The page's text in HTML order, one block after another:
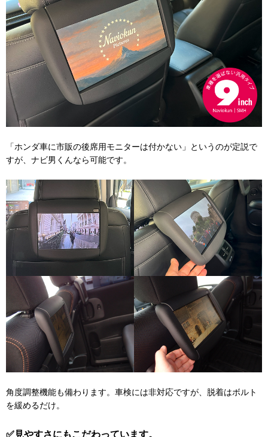
「ホンダ車に市販の後席用モニターは付かない」というのが定説で
すが、ナビ男くんなら可能です。
角度調整機能も備わります。車検には非対応ですが、脱着はボルト
を緩めるだけ。
✅見やすさにもこだわっています。